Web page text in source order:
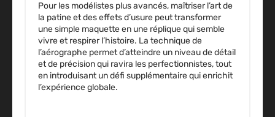
Pour les modélistes plus avancés, maîtriser l’art de
la patine et des effets d’usure peut transformer
une simple maquette en une réplique qui semble
vivre et respirer l’histoire. La technique de
l’aérographe permet d’atteindre un niveau de détail
et de précision qui ravira les perfectionnistes, tout
en introduisant un défi supplémentaire qui enrichit
l’expérience globale.